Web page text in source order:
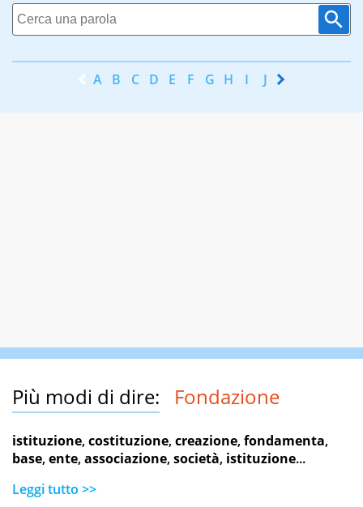
A B C D E F G H I J K
Più modi di dire: Fondazione
istituzione,costituzione,creazione,fondamenta,
base,ente,associazione,società, istituzione...
Leggi tutto >>